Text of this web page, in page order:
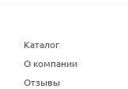
Каталог
О компании
Отзывы